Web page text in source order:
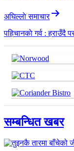
अघिल्लाे समाचार
पहिचानकाे गर्व : हराउँदै
सम्बन्धित खबर